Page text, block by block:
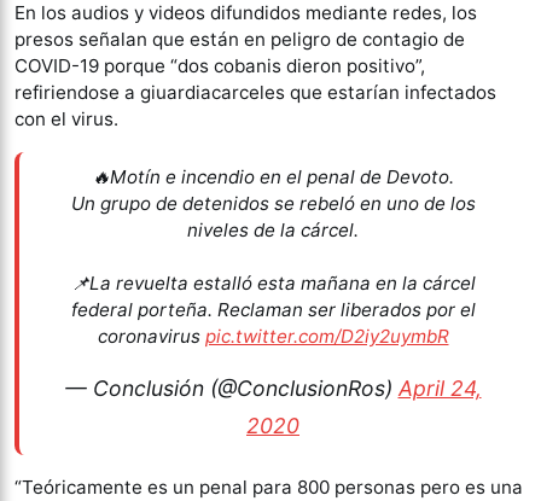
En los audios y videos difundidos mediante redes, los
presos señalan que están en peligro de contagio de
COVID-19 porque “dos cobanis dieron positivo”,
refiriendose a giuardiacarceles que estarían infectados
con el virus.
🔥Motín e incendio en el penal de Devoto.
Un grupo de detenidos se rebeló en uno de los
niveles de la cárcel.
📌La revuelta estalló esta mañana en la cárcel
federal porteña. Reclaman ser liberados por el
coronavirus pic.twitter.com/D2iy2uymbR
— Conclusión (@ConclusionRos) April 24,
2020
“Teóricamente es un penal para 800 personas pero es una